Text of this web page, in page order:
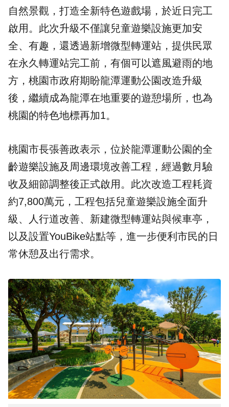
自然景觀，打造全新特色遊戲場，於近日完工
啟用。此次升級不僅讓兒童遊樂設施更加安
全、有趣，還透過新增微型轉運站，提供民眾
在永久轉運站完工前，有個可以遮風避雨的地
方，桃園市政府期盼龍潭運動公園改造升級
後，繼續成為龍潭在地重要的遊憩場所，也為
桃園的特色地標再加1。
桃園市長張善政表示，位於龍潭運動公園的全
齡遊樂設施及周邊環境改善工程，經過數月驗
收及細節調整後正式啟用。此次改造工程耗資
約7,800萬元，工程包括兒童遊樂設施全面升
級、人行道改善、新建微型轉運站與候車亭，
以及設置YouBike站點等，進一步便利市民的日
常休憩及出行需求。